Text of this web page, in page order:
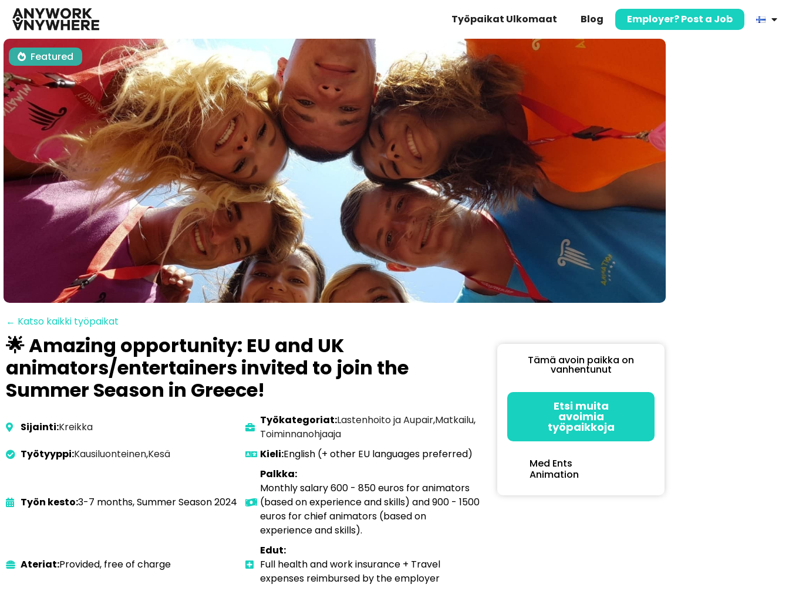
Työpaikat Ulkomaat Blog Employer? Post a Job
Featured
← Katso kaikki työpaikat
🌟 Amazing opportunity: EU and UK
animators/entertainers invited to join the
Summer Season in Greece!
Sijainti:Kreikka
Työkategoriat:Lastenhoito ja Aupair,Matkailu,
Toiminnanohjaaja
Työtyyppi:Kausiluonteinen,Kesä Kieli:English (+ other EU languages preferred)
Työn kesto:3-7 months, Summer Season 2024
Palkka:
Monthly salary 600 - 850 euros for animators
(based on experience and skills) and 900 - 1500
euros for chief animators (based on
experience and skills).
Ateriat:Provided, free of charge
Edut:
Full health and work insurance + Travel
expenses reimbursed by the employer
Tämä avoin paikka on
vanhentunut
Etsi muita
avoimia
työpaikkoja
Med Ents
Animation